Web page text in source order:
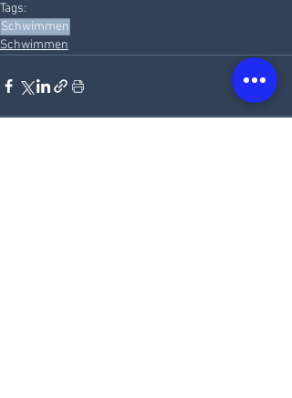
Tags:
Schwimmen
Schwimmen